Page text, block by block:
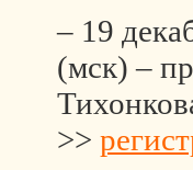
– 19
(мск) –
>>